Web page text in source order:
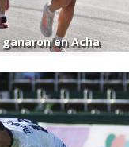
en Acha